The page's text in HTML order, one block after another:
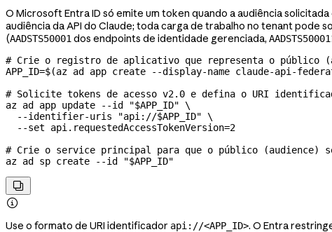
O Microsoft Entra ID só emite um token quando a audiência
audiência da API do Claude; toda carga de trabalho no tenant pode
(AADSTS50001 dos endpoints de identidade gerenciada,
# Crie o registro de aplicativo que representa o público
APP_ID=$(az ad app create --display-name claude-api-
# Solicite tokens de acesso v2.0 e defina o URI
az ad app update --id "$APP_ID" \
  --identifier-uris
"api://$APP_ID" \
  --set
api.requestedAccessTokenVersion=2
# Crie o service principal para que o público (audience)
az ad sp create --id "$APP_ID"


Use o formato de URI identificador api://<APP_ID>. O Entra